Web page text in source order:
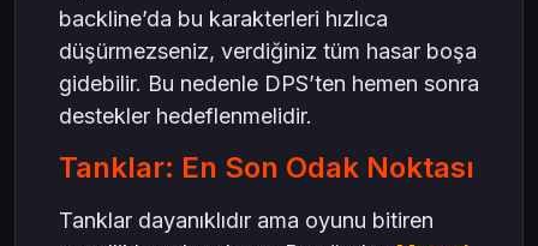
backline’da bu karakterleri hızlıca
düşürmezseniz, verdiğiniz tüm hasar boşa
gidebilir. Bu nedenle DPS’ten hemen sonra
destekler hedeflenmelidir.
Tanklar: En Son Odak Noktası
Tanklar dayanıklıdır ama oyunu bitiren